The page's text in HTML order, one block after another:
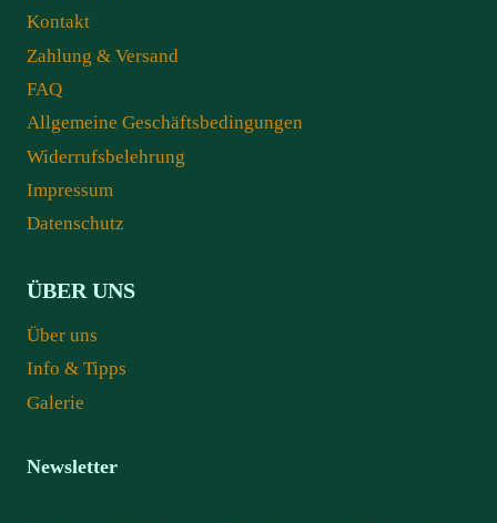
Kontakt
Zahlung & Versand
FAQ
Allgemeine Geschäftsbedingungen
Widerrufsbelehrung
Impressum
Datenschutz
ÜBER UNS
Über uns
Info & Tipps
Galerie
Newsletter